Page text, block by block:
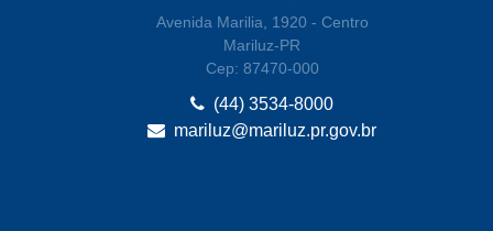
Avenida Marilia, 1920 - Centro
Mariluz-PR
Cep: 87470-000
(44) 3534-8000
mariluz@mariluz.pr.gov.br